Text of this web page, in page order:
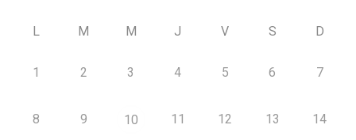
L M M J V S D
1 2 3 4 5 6 7
8 9 10 11 12 13 14